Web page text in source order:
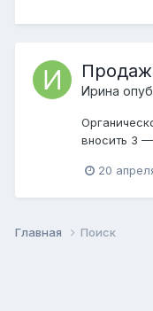
Ирина
вносить 3
20
Главная Поиск